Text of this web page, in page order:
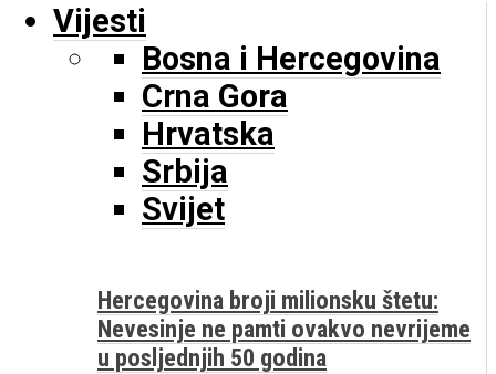
Vijesti
Bosna i Hercegovina
Crna Gora
Hrvatska
Srbija
Svijet
Hercegovina broji milionsku štetu:
Nevesinje ne pamti ovakvo nevrijeme
u posljednjih 50 godina